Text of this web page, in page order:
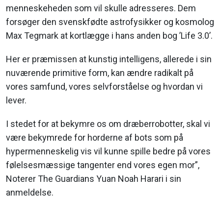
menneskeheden som vil skulle adresseres. Dem
forsøger den svenskfødte astrofysikker og kosmolog
Max Tegmark at kortlægge i hans anden bog ’Life 3.0’.
Her er præmissen at kunstig intelligens, allerede i sin
nuværende primitive form, kan ændre radikalt på
vores samfund, vores selvforståelse og hvordan vi
lever.
I stedet for at bekymre os om dræberrobotter, skal vi
være bekymrede for horderne af bots som på
hypermenneskelig vis vil kunne spille bedre på vores
følelsesmæssige tangenter end vores egen mor”,
Noterer The Guardians Yuan Noah Harari i sin
anmeldelse.